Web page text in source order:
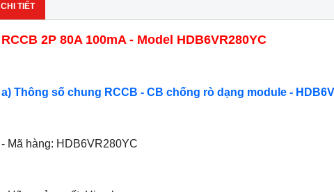
CHI TIẾT
RCCB 2P 80A 100mA - Model HDB6VR280YC
a) Thông số chung RCCB - CB chống rò dạng module -
- Mã hàng: HDB6VR280YC